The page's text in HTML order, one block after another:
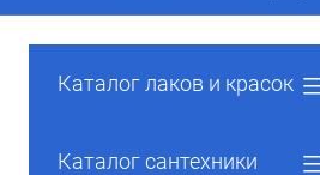
Каталог лаков и красок
Каталог сантехники